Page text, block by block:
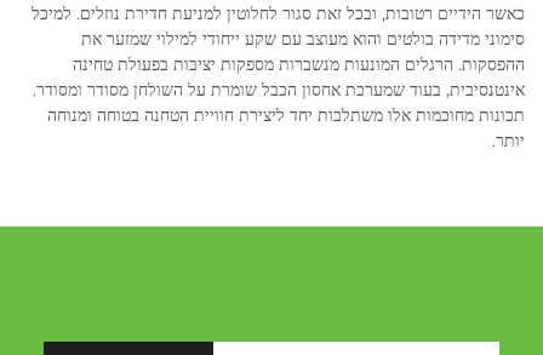
כאשר הידיים רטובות, ובכל זאת סגור לחלוטין למניעת חדירת נוזלים. למיכל
סימוני מדידה בולטים והוא מעוצב עם שקע ייחודי למילוי שמזער את
ההפסקות. הרגלים המונעות מנשברות מספקות יציבות בפעולת טחינה
אינטנסיבית, בעוד שמערכת אחסון הכבל שומרת על השולחן מסודר ומסודר.
תכונות מחוכמות אלו משתלבות יחד ליצירת חוויית הטחנה בטוחה ומנוחה
יותר.